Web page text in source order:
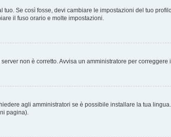
Se così fosse, devi cambiare le impostazioni del tuo
il fuso orario e molte impostazioni.
non è corretto. Avvisa un amministratore per correggere
agli amministratori se è possibile installare la tua
pagina).